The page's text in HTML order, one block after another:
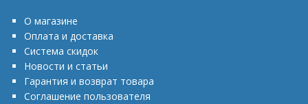
О магазине
Оплата и доставка
Система скидок
Новости и статьи
Гарантия и возврат товара
Соглашение пользователя